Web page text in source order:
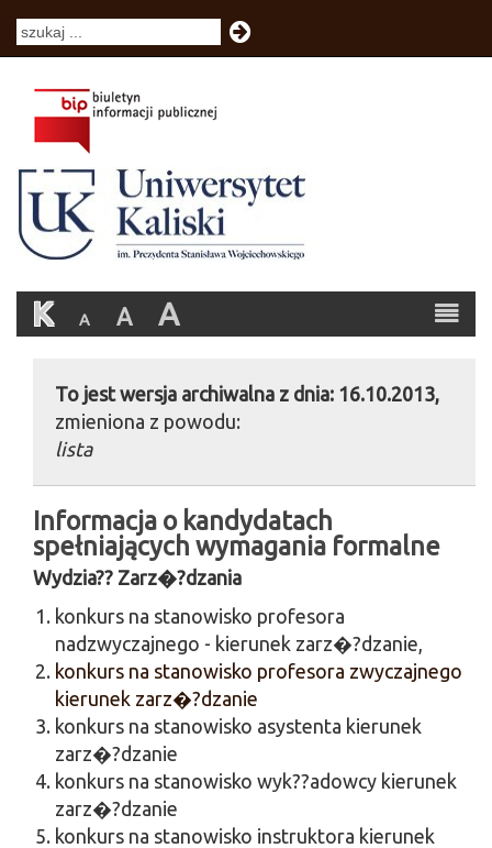
K A A A
To jest wersja archiwalna z dnia: 16.10.2013,
zmieniona z powodu:
lista
Informacja o kandydatach
spełniających wymagania formalne
Wydzia?? Zarz�?dzania
konkurs na stanowisko profesora
nadzwyczajnego - kierunek zarz�?dzanie,
konkurs na stanowisko profesora zwyczajnego
kierunek zarz�?dzanie
konkurs na stanowisko asystenta kierunek
zarz�?dzanie
konkurs na stanowisko wyk??adowcy kierunek
zarz�?dzanie
konkurs na stanowisko instruktora kierunek